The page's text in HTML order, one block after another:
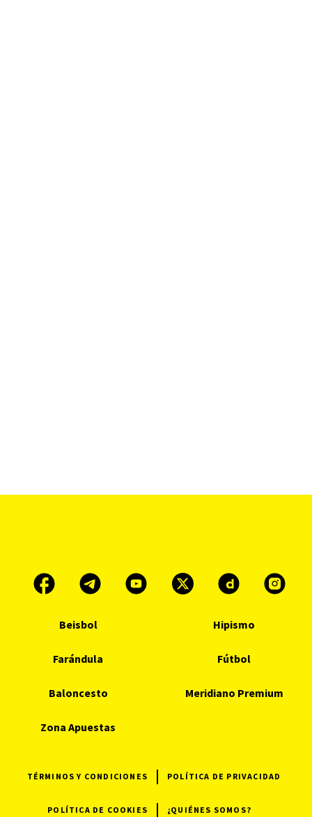
Beisbol Hipismo
Farándula Fútbol
Baloncesto Meridiano Premium
Zona Apuestas
TÉRMINOS Y CONDICIONES POLÍTICA DE PRIVACIDAD
POLÍTICA DE COOKIES ¿QUIÉNES SOMOS?